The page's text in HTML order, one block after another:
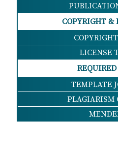
COPYRIGHT &
LICENSE
TEMPLATE
PLAGIARISM